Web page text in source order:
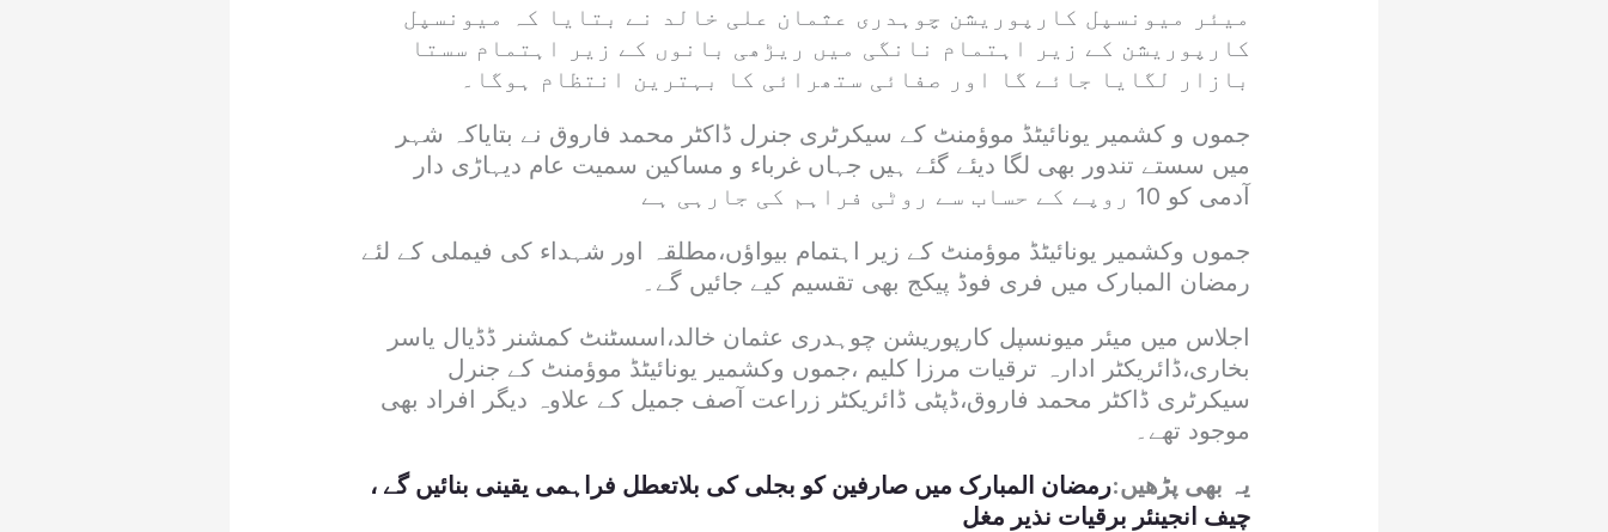
میئر میونسپل کارپوریشن چوہدری عثمان علی خالد نے بتایا کہ میونسپل
کارپوریشن کے زیر اہتمام نانگی میں ریڑھی بانوں کے زیر اہتمام سستا
بازار لگایا جائے گا اور صفائی ستھرائی کا بہترین انتظام ہوگا۔
جموں و کشمیر یونائیٹڈ موؤمنٹ کے سیکرٹری جنرل ڈاکٹر محمد فاروق نے بتایاکہ شہر
میں سستے تندور بھی لگا دیئے گئے ہیں جہاں غرباء و مساکین سمیت عام دیہاڑی دار
آدمی کو 10 روپے کے حساب سے روٹی فراہم کی جارہی ہے
جموں وکشمیر یونائیٹڈ موؤمنٹ کے زیر اہتمام بیواؤں،مطلقہ اور شہداء کی فیملی کے لئے
رمضان المبارک میں فری فوڈ پیکج بھی تقسیم کیے جائیں گے۔
اجلاس میں میئر میونسپل کارپوریشن چوہدری عثمان خالد،اسسٹنٹ کمشنر ڈڈیال یاسر
بخاری،ڈائریکٹر ادارہ ترقیات مرزا کلیم ،جموں وکشمیر یونائیٹڈ موؤمنٹ کے جنرل
سیکرٹری ڈاکٹر محمد فاروق،ڈپٹی ڈائریکٹر زراعت آصف جمیل کے علاوہ دیگر افراد بھی
موجود تھے۔
یہ بھی پڑھیں:رمضان المبارک میں صارفین کو بجلی کی بلاتعطل فراہمی یقینی بنائیں گے ،
چیف انجینئر برقیات نذیر مغل